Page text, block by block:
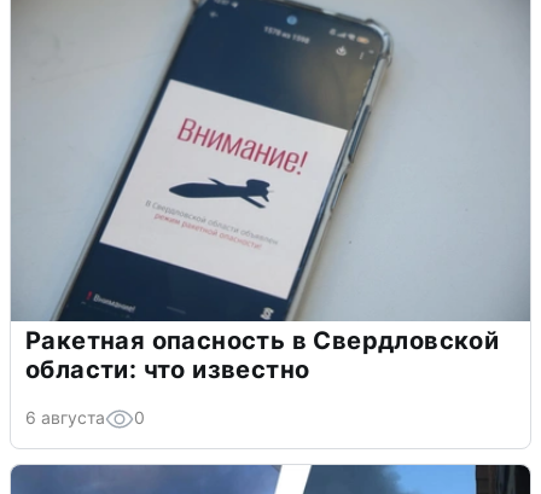
Ракетная опасность в Свердловской
области: что известно
6 августа 0